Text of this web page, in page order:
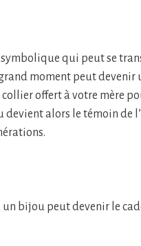
qui peut se
moment peut
offert à votre mère
devient alors le témoin de
un bijou peut devenir le